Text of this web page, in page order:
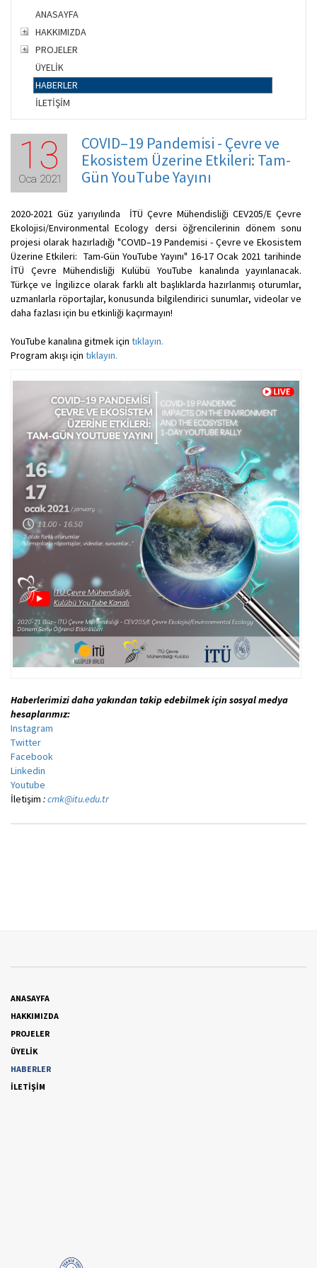
ANASAYFA
HAKKIMIZDA
PROJELER
ÜYELİK
HABERLER
İLETİŞİM
13
Oca 2021
COVID–19 Pandemisi - Çevre ve
Ekosistem Üzerine Etkileri: Tam-
Gün YouTube Yayını
2020-2021 Güz yarıyılında İTÜ Çevre Mühendisliği CEV205/E Çevre
Ekolojisi/Environmental Ecology dersi öğrencilerinin dönem sonu
projesi olarak hazırladığı "COVID–19 Pandemisi - Çevre ve Ekosistem
Üzerine Etkileri: Tam-Gün YouTube Yayını" 16-17 Ocak 2021 tarihinde
İTÜ Çevre Mühendisliği Kulübü YouTube kanalında yayınlanacak.
Türkçe ve İngilizce olarak farklı alt başlıklarda hazırlanmış oturumlar,
uzmanlarla röportajlar, konusunda bilgilendirici sunumlar, videolar ve
daha fazlası için bu etkinliği kaçırmayın!
YouTube kanalına gitmek için tıklayın.
Program akışı için tıklayın.
Haberlerimizi daha yakından takip edebilmek için sosyal medya
hesaplarımız:
Instagram
Twitter
Facebook
Linkedin
Youtube
İletişim :cmk@itu.edu.tr
ANASAYFA
HAKKIMIZDA
PROJELER
ÜYELİK
HABERLER
İLETİŞİM